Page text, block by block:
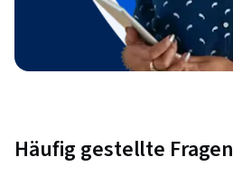
Häufig gestellte Fragen